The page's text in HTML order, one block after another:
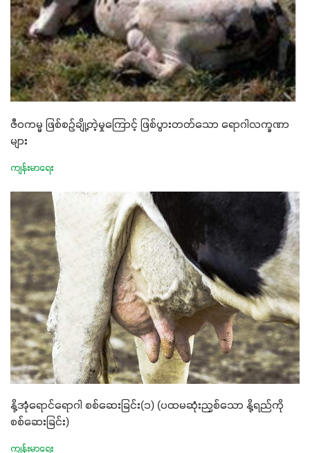
ဇီဝကမ္မ ဖြစ်စဉ်ချို့တဲ့မှုကြောင့် ဖြစ်ပွားတတ်သော ရောဂါလက္ခဏာ
များ
ကျန်းမာရေး
နို့အုံရောင်ရောဂါ စစ်ဆေးခြင်း(၁) (ပထမဆုံးညှစ်သော နို့ရည်ကို
စစ်ဆေးခြင်း)
ကျန်းမာရေး